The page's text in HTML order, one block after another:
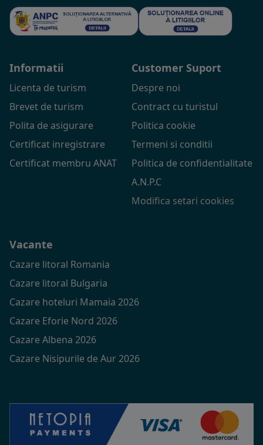
Informatii
Licenta de turism
Brevet de turism
Polita de asigurare
Certificat inregistrare
Certificat membru ANAT
Customer Suport
Despre noi
Contract cu turistul
Politica cookie
Termeni si conditii
Politica de confidentialitate
A.N.P.C
Modifica setari cookies
Vacante
Cazare litoral Romania
Cazare litoral Bulgaria
Cazare hoteluri Mamaia 2026
Cazare Eforie Nord 2026
Cazare Albena 2026
Cazare Nisipurile de Aur 2026